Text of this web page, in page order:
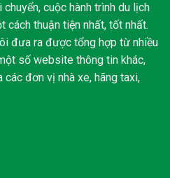
cuộc hành trình du lịch
cách thuận tiện nhất, tốt nhất.
đưa ra được tổng hợp từ nhiều
số website thông tin khác,
đơn vị nhà xe, hãng taxi,